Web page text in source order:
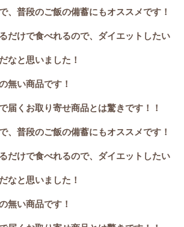
、普段のご飯の備蓄にもオススメです！
だけで食べれるので、ダイエットしたい
なと思いました！
無い商品です！
届くお取り寄せ商品とは驚きです！！
、普段のご飯の備蓄にもオススメです！
だけで食べれるので、ダイエットしたい
なと思いました！
無い商品です！